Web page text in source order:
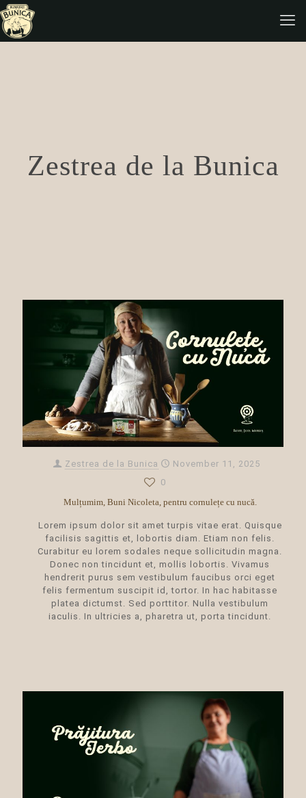
Zestrea de la Bunica
Zestrea de la Bunica
November 11, 2025
0
Mulțumim, Buni Nicoleta, pentru cornulețe cu nucă.
Lorem ipsum dolor sit amet turpis vitae erat. Quisque
facilisis sagittis et, lobortis diam. Etiam non felis.
Curabitur eu lorem sodales neque sollicitudin magna.
Donec non tincidunt et, mollis lobortis. Vivamus
hendrerit purus sem vestibulum faucibus orci eget
felis fermentum suscipit id, tortor. In hac habitasse
platea dictumst. Sed porttitor. Nulla vestibulum
iaculis. In ultricies a, pharetra ut, porta tincidunt.